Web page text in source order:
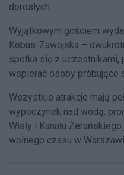
dorosłych.
Wyjątkowym gościem
Kobus-Zawojska –
spotka się z uczestnikami,
wspierać osoby próbujące
Wszystkie atrakcje mają
wypoczynek nad wodą,
Wisły i Kanału
wolnego czasu w